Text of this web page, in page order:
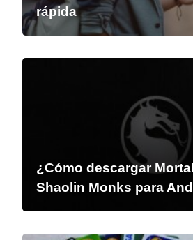
rápida
¿Cómo descargar
Shaolin Monks para